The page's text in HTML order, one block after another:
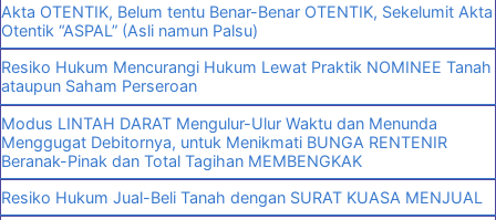
Akta OTENTIK, Belum tentu Benar-Benar OTENTIK, Sekelumit Akta
Otentik “ASPAL” (Asli namun Palsu)
Resiko Hukum Mencurangi Hukum Lewat Praktik NOMINEE Tanah
ataupun Saham Perseroan
Modus LINTAH DARAT Mengulur-Ulur Waktu dan Menunda
Menggugat Debitornya, untuk Menikmati BUNGA RENTENIR
Beranak-Pinak dan Total Tagihan MEMBENGKAK
Resiko Hukum Jual-Beli Tanah dengan SURAT KUASA MENJUAL